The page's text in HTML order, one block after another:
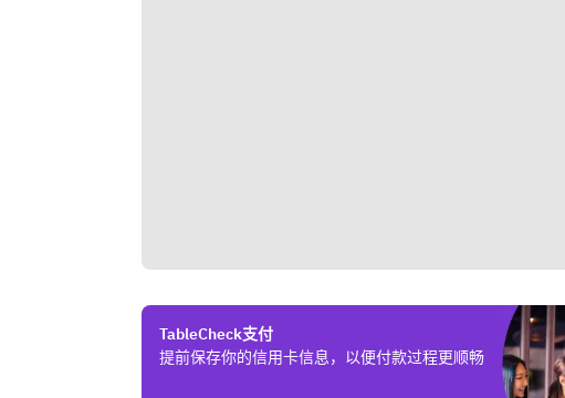
TableCheck支付
提前保存你的信用卡信息，以便付款过程更顺畅